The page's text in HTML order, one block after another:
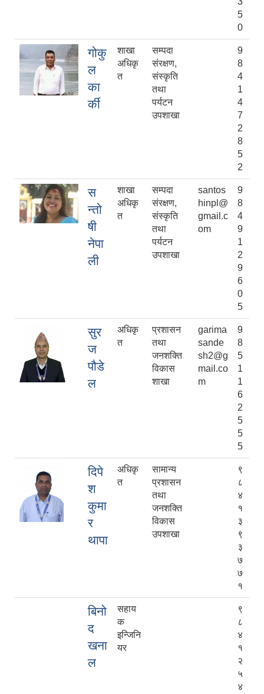
5
0
गोकु
ल
का
र्की
शाखा
अधिकृ
त
सम्पदा
संरक्षण,
संस्कृति
तथा
पर्यटन
उपशाखा
9
8
4
1
4
7
2
8
5
2
स
न्तो
षी
नेपा
ली
शाखा
अधिकृ
त
सम्पदा
संरक्षण,
संस्कृति
तथा
पर्यटन
उपशाखा
santos
hinpl@
gmail.c
om
9
8
4
9
1
2
9
6
0
5
सुर
ज
पौडे
ल
अधिकृ
त
प्रशासन
तथा
जनशक्ति
विकास
शाखा
garima
sande
sh2@g
mail.co
m
9
8
5
1
1
6
2
5
5
5
दिपे
श
कुमा
र
थापा
अधिकृ
त
सामान्य
प्रशासन
तथा
जनशक्ति
विकास
उपशाखा
९
८
४
१
३
९
३
७
७
१
बिनो
द
खना
ल
सहाय
क
इन्जिनि
यर
९
८
४
१
२
५
४